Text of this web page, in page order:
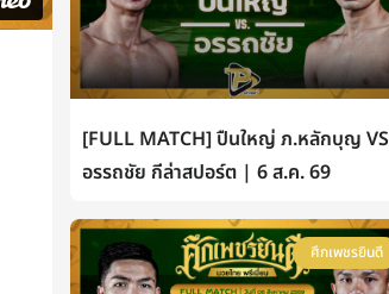
[FULL MATCH] ปืนใหญ่ ภ.หลักบุญ VS
อรรถชัย กีล่าสปอร์ต | 6 ส.ค. 69
ศึกเพชรยินดี